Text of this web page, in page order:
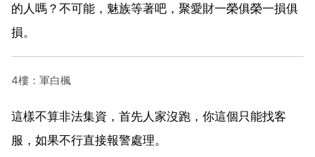
的人嗎？不可能，魅族等著吧，聚愛財一榮俱榮一損俱
損。
4樓：軍白楓
這樣不算非法集資，首先人家沒跑，你這個只能找客
服，如果不行直接報警處理。